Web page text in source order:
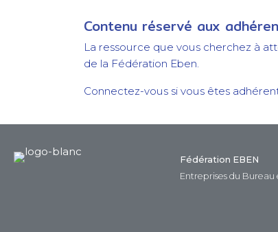
Contenu réservé aux
La ressource que vous cherchez à
de la Fédération Eben.
Connectez-vous si vous êtes
Fédération EBEN
Entreprises du